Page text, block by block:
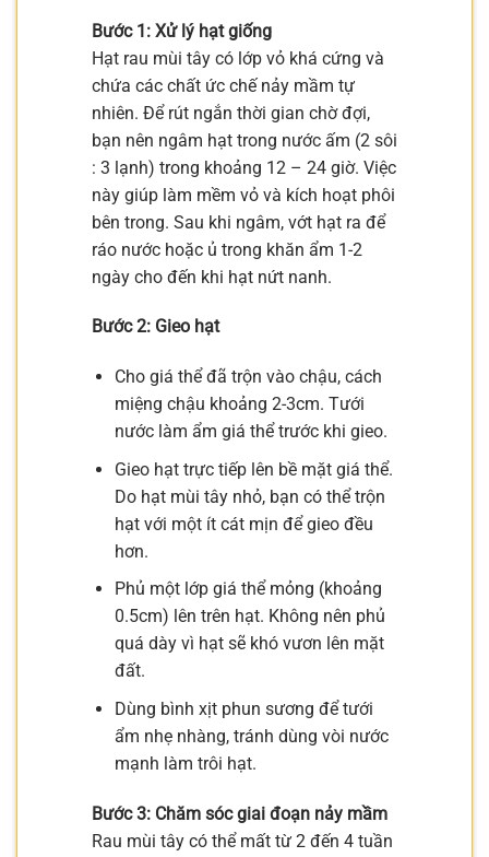
Bước 1: Xử lý hạt giống
Hạt rau mùi tây có lớp vỏ khá cứng và
chứa các chất ức chế nảy mầm tự
nhiên. Để rút ngắn thời gian chờ đợi,
bạn nên ngâm hạt trong nước ấm (2 sôi
: 3 lạnh) trong khoảng 12 – 24 giờ. Việc
này giúp làm mềm vỏ và kích hoạt phôi
bên trong. Sau khi ngâm, vớt hạt ra để
ráo nước hoặc ủ trong khăn ẩm 1-2
ngày cho đến khi hạt nứt nanh.
Bước 2: Gieo hạt
Cho giá thể đã trộn vào chậu, cách
miệng chậu khoảng 2-3cm. Tưới
nước làm ẩm giá thể trước khi gieo.
Gieo hạt trực tiếp lên bề mặt giá thể.
Do hạt mùi tây nhỏ, bạn có thể trộn
hạt với một ít cát mịn để gieo đều
hơn.
Phủ một lớp giá thể mỏng (khoảng
0.5cm) lên trên hạt. Không nên phủ
quá dày vì hạt sẽ khó vươn lên mặt
đất.
Dùng bình xịt phun sương để tưới
ẩm nhẹ nhàng, tránh dùng vòi nước
mạnh làm trôi hạt.
Bước 3: Chăm sóc giai đoạn nảy mầm
Rau mùi tây có thể mất từ 2 đến 4 tuần